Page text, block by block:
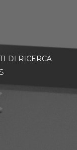
DI RICERCA